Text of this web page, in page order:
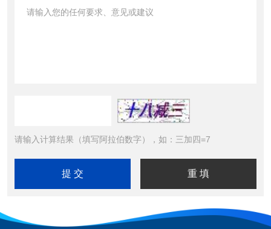
请输入计算结果（填写阿拉伯数字），如：三加四=7